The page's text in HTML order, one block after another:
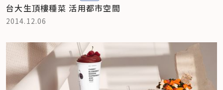
台大生頂樓種菜 活用都市空間
2014.12.06